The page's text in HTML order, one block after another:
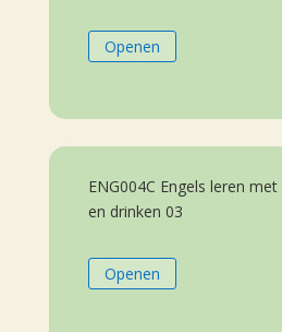
Openen
ENG004C Engels leren
en drinken 03
Openen